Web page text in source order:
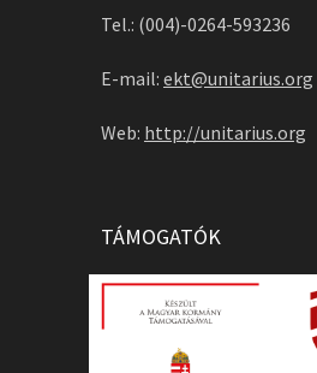
Tel.: (004)-0264-593236
E-mail: ekt@unitarius.org
Web: http://unitarius.org
TÁMOGATÓK